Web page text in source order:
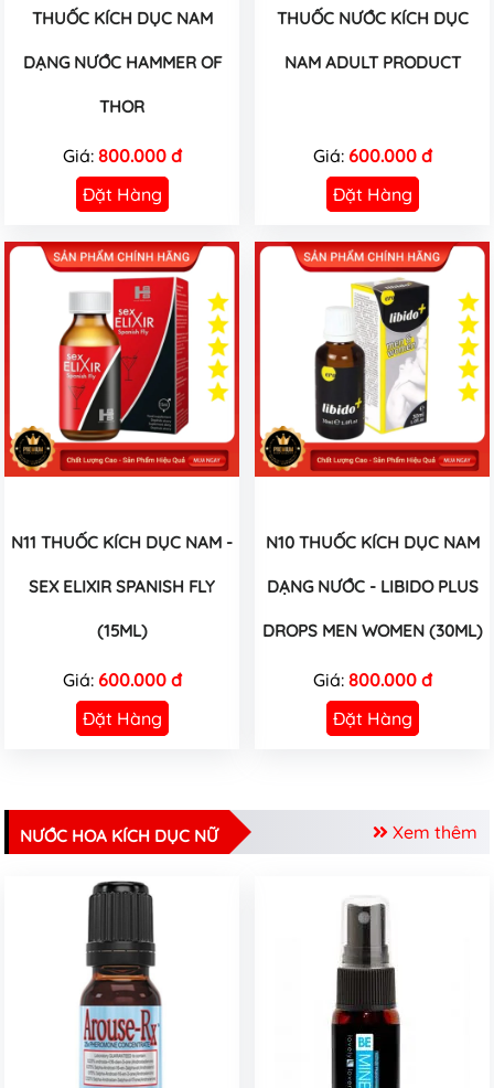
THUỐC KÍCH DỤC NAM
DẠNG NƯỚC HAMMER OF
THOR
Giá: 800.000 đ
Đặt Hàng
THUỐC NƯỚC KÍCH DỤC
NAM ADULT PRODUCT
Giá: 600.000 đ
Đặt Hàng
N11 THUỐC KÍCH DỤC NAM -
SEX ELIXIR SPANISH FLY
(15ML)
Giá: 600.000 đ
Đặt Hàng
N10 THUỐC KÍCH DỤC NAM
DẠNG NƯỚC - LIBIDO PLUS
DROPS MEN WOMEN (30ML)
Giá: 800.000 đ
Đặt Hàng
Xem thêm
NƯỚC HOA KÍCH DỤC NỮ